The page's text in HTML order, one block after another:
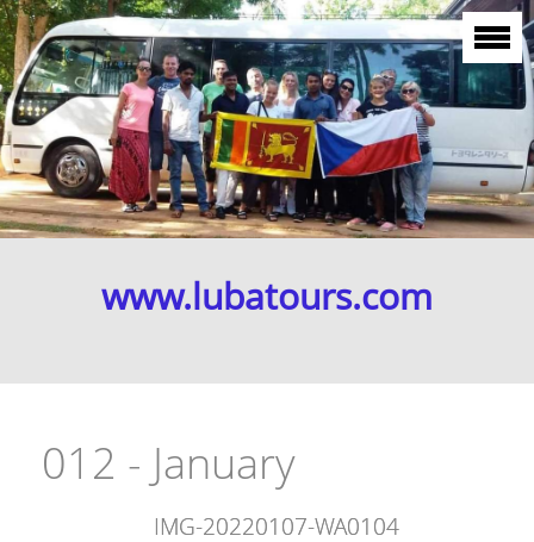
www.lubatours.com
012 - January
IMG-20220107-WA0104